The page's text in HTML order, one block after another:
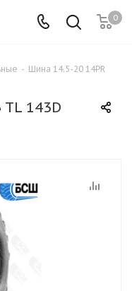
0
- Шина 14.5-20 14PR
143D